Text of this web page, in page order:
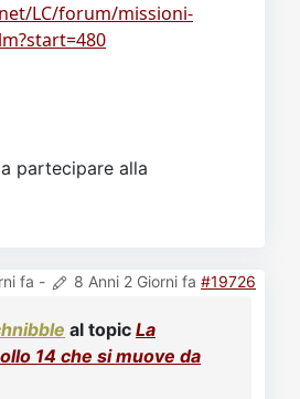
LC/forum/missioni-
a partecipare alla
fa - 8 Anni 2 Giorni fa #19726
al topic La
14 che si muove da